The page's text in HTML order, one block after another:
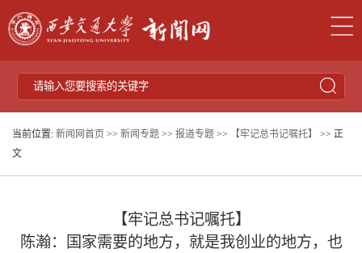
当前位置: 新闻网首页 >> 新闻专题 >> 报道专题 >> 【牢记总书记嘱托】
>> 正
文
【牢记总书记嘱托】
陈瀚：国家需要的地方，就是我创业的地方，也